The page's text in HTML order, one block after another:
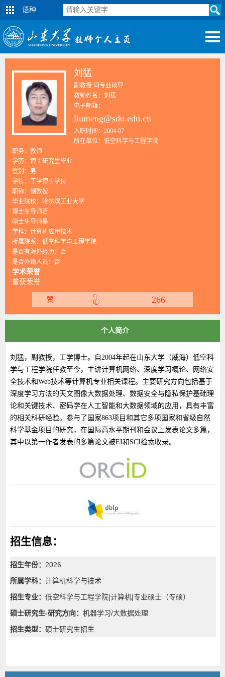
语种
刘猛
副教授 同专业硕导
教师姓名：刘猛
电子邮箱：
liumeng@sdu.edu.cn
入职时间：2004-07
所在单位：低空科学与工程学院
职务：教师
学历：博士研究生毕业
性别：男
学位：工学博士学位
职称：副教授
毕业院校：哈尔滨工业大学
博士生导师否
硕士生导师是
学科：计算机应用技术
所属院系：低空科学与工程学院
是否有海外经历：否
是否外籍人员：否
学术荣誉
曾获荣誉
赞 266
个人简介
刘猛，副教授，工学博士。自2004年起在山东大学（威海）低空科
学与工程学院任教至今，主讲计算机网络、深度学习概论、网络安
全技术和Web技术等计算机专业相关课程。 主要研究方向包括基于
深度学习方法的天文图像大数据处理、 数据安全与隐私保护基础理
论和关键技术、密码学在人工智能和大数据领域的应用，具有丰富
的相关科研经验。 参与了国家863项目和其它多项国家和省级自然
科学基金项目的研究，在国际高水平期刊和会议上发表论文多篇，
其中以第一作者发表的多篇论文被EI和SCI检索收录。
招生信息：
招生年份： 2026
所属学科： 计算机科学与技术
招生专业： 低空科学与工程学院|计算机|专业硕士（专硕）
硕士研究生-研究方向： 机器学习/大数据处理
招生类型： 硕士研究生招生